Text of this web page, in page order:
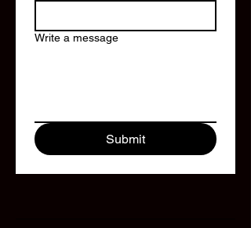
Write a message
Submit